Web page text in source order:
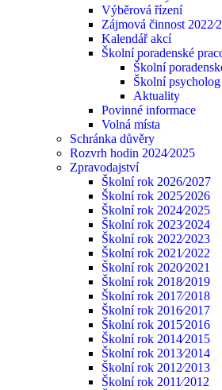
Výběrová řízení
Zájmová činnost
Kalendář akcí
Školní poradenské
Školní
Školní psycholog
Aktuality
Povinné informace
Volná místa
Schránka důvěry
Rozvrh hodin 2024⁄2025
Zpravodajství
Školní rok 2026/2027
Školní rok 2025⁄2026
Školní rok 2024⁄2025
Školní rok 2023⁄2024
Školní rok 2022⁄2023
Školní rok 2021⁄2022
Školní rok 2020⁄2021
Školní rok 2018⁄2019
Školní rok 2017⁄2018
Školní rok 2016⁄2017
Školní rok 2015⁄2016
Školní rok 2014⁄2015
Školní rok 2013⁄2014
Školní rok 2012⁄2013
Školní rok 2011⁄2012